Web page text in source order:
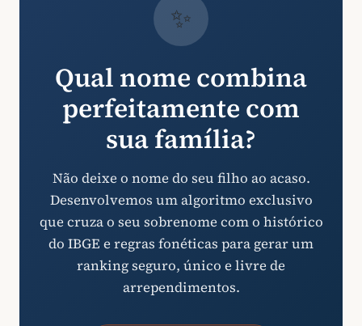
✨
Qual nome combina
perfeitamente com
sua família?
Não deixe o nome do seu filho ao acaso.
Desenvolvemos um algoritmo exclusivo
que cruza o seu sobrenome com o histórico
do IBGE e regras fonéticas para gerar um
ranking seguro, único e livre de
arrependimentos.